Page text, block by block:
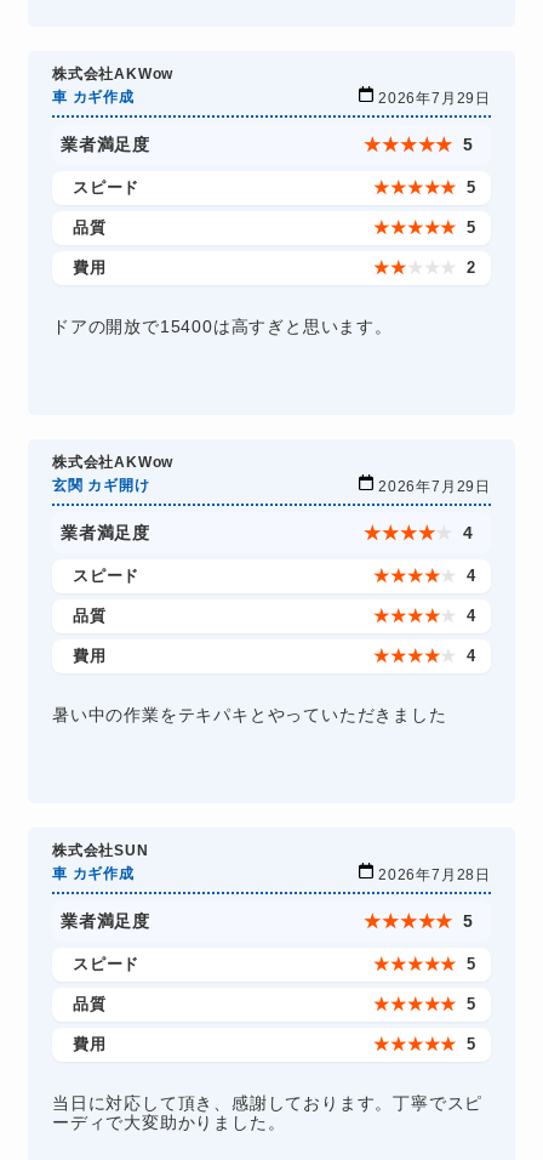
株式会社AKWow
車 カギ作成
2026年7月29日
業者満足度 ★★★★★ 5
スピード ★★★★★ 5
品質 ★★★★★ 5
費用 ★★ ★ ★ ★ 2
ドアの開放で15400は高すぎと思います。
株式会社AKWow
玄関 カギ開け
2026年7月29日
業者満足度 ★★★★★ 4
スピード ★★★★★ 4
品質 ★★★★★ 4
費用 ★★★★★ 4
暑い中の作業をテキパキとやっていただきました
株式会社SUN
車 カギ作成
2026年7月28日
業者満足度 ★★★★★ 5
スピード ★★★★★ 5
品質 ★★★★★ 5
費用 ★★★★★ 5
当日に対応して頂き、感謝しております。丁寧でスピ
ーディで大変助かりました。